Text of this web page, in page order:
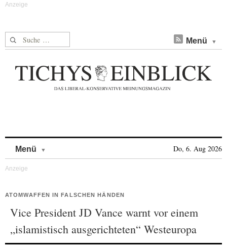
Suche nach: Menü
Menü Do, 6. Aug 2026
ATOMWAFFEN IN FALSCHEN HÄNDEN
Vice President JD Vance warnt vor einem
„islamistisch ausgerichteten“ Westeuropa